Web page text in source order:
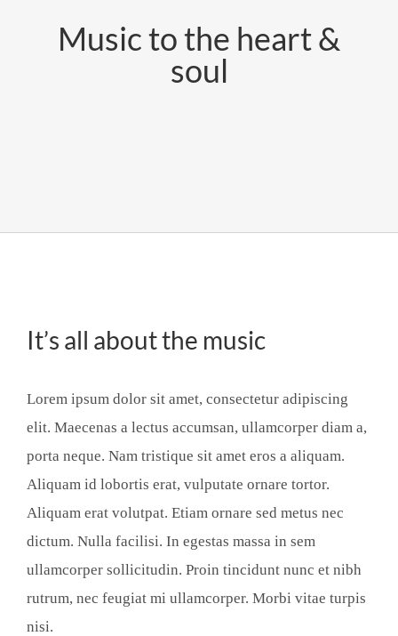
Music to the heart &
soul
It’s all about the music
Lorem ipsum dolor sit amet, consectetur adipiscing
elit. Maecenas a lectus accumsan, ullamcorper diam a,
porta neque. Nam tristique sit amet eros a aliquam.
Aliquam id lobortis erat, vulputate ornare tortor.
Aliquam erat volutpat. Etiam ornare sed metus nec
dictum. Nulla facilisi. In egestas massa in sem
ullamcorper sollicitudin. Proin tincidunt nunc et nibh
rutrum, nec feugiat mi ullamcorper. Morbi vitae turpis
nisi.